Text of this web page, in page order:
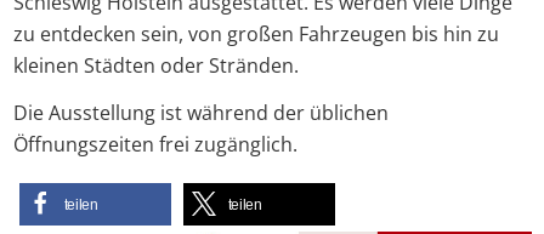
zu entdecken sein, von großen Fahrzeugen bis hin zu
kleinen Städten oder Stränden.
Die Ausstellung ist während der üblichen
Öffnungszeiten frei zugänglich.
teilen teilen